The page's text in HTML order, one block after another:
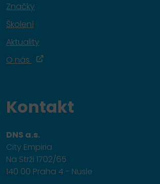
Značky
Školení
Aktuality
O nás
Kontakt
DNS a.s.
City Empiria
Na Strži 1702/65
140 00 Praha 4 - Nusle